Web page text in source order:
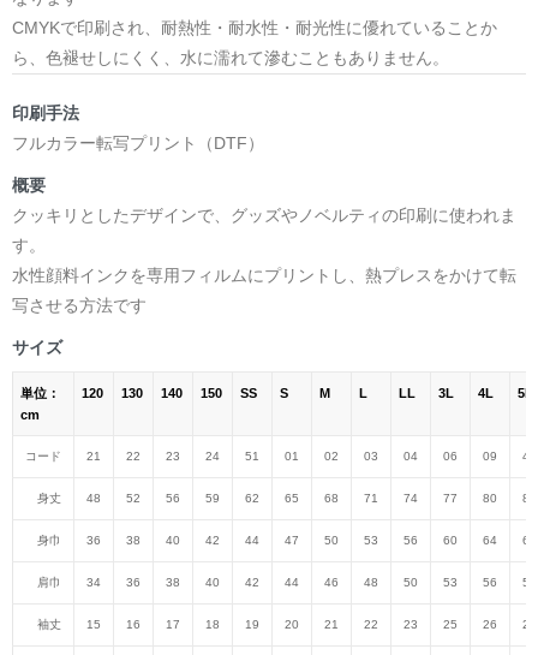
CMYKで印刷され、耐熱性・耐水性・耐光性に優れていることか
ら、色褪せしにくく、水に濡れて滲むこともありません。
印刷手法
フルカラー転写プリント（DTF）
概要
クッキリとしたデザインで、グッズやノベルティの印刷に使われま
す。
水性顔料インクを専用フィルムにプリントし、熱プレスをかけて転
写させる方法です
サイズ
単位：
cm
120 130 140 150 SS S M L LL 3L 4L 5L
コード 21 22 23 24 51 01 02 03 04 06 09 47
身丈 48 52 56 59 62 65 68 71 74 77 80 82
身巾 36 38 40 42 44 47 50 53 56 60 64 68
肩巾 34 36 38 40 42 44 46 48 50 53 56 59
袖丈 15 16 17 18 19 20 21 22 23 25 26 27